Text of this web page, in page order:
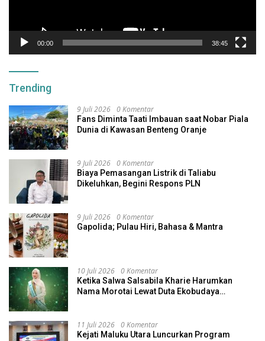
00:00 38:45
Trending
9 Juli 2026 0 Komentar
Fans Diminta Taati Imbauan saat Nobar Piala
Dunia di Kawasan Benteng Oranje
9 Juli 2026 0 Komentar
Biaya Pemasangan Listrik di Taliabu
Dikeluhkan, Begini Respons PLN
9 Juli 2026 0 Komentar
Gapolida; Pulau Hiri, Bahasa & Mantra
10 Juli 2026 0 Komentar
Ketika Salwa Salsabila Kharie Harumkan
Nama Morotai Lewat Duta Ekobudaya
11 Juli 2026 0 Komentar
Kejati Maluku Utara Luncurkan Program